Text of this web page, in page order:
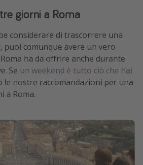
giorni a Roma
considerare di trascorrere una
puoi comunque avere un vero
ha da offrire anche durante
Se un weekend è tutto ciò che hai
le nostre raccomandazioni per una
a Roma.